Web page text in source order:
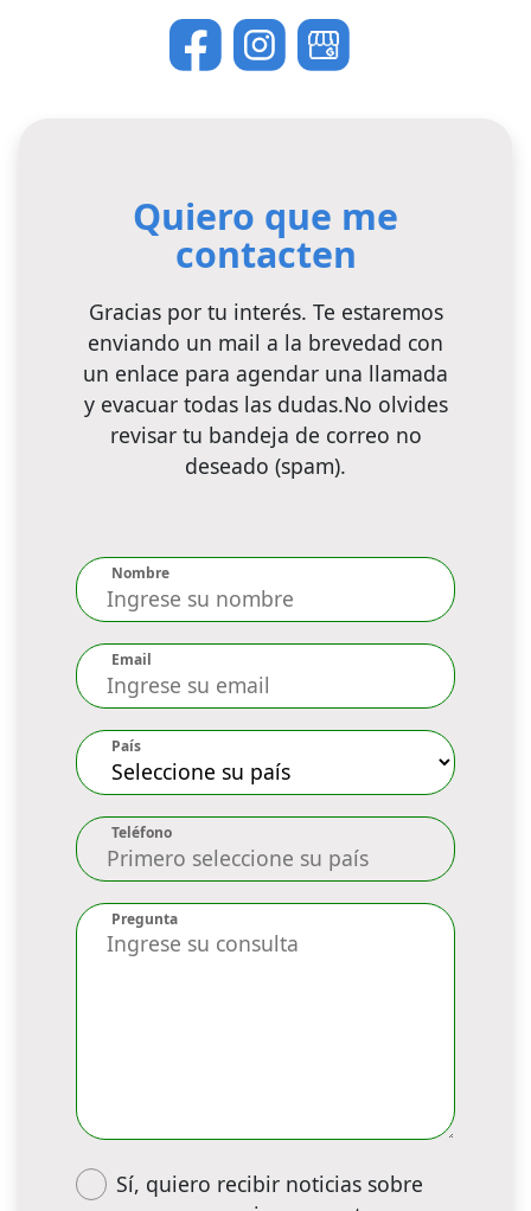
Quiero que me
contacten
Gracias por tu interés. Te estaremos
enviando un mail a la brevedad con
un enlace para agendar una llamada
y evacuar todas las dudas.No olvides
revisar tu bandeja de correo no
deseado (spam).
Nombre
Email
País
Teléfono
Pregunta
Sí, quiero recibir noticias sobre